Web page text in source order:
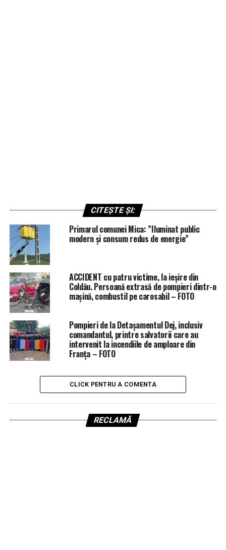
CITEȘTE ȘI:
Primarul comunei Mica: ”Iluminat public
modern și consum redus de energie”
ACCIDENT cu patru victime, la ieșire din
Coldău. Persoană extrasă de pompieri dintr-o
mașină, combustil pe carosabil – FOTO
Pompieri de la Detașamentul Dej, inclusiv
comandantul, printre salvatorii care au
intervenit la incendiile de amploare din
Franța – FOTO
CLICK PENTRU A COMENTA
RECLAMĂ